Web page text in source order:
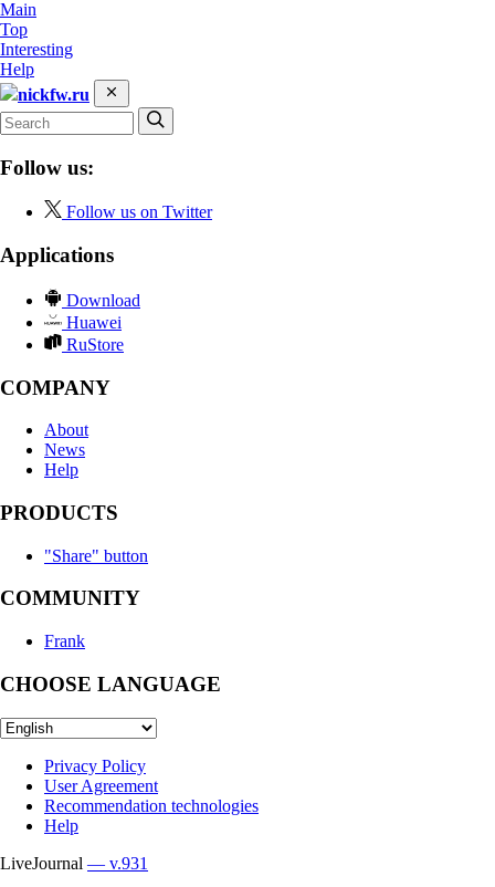
Main
Top
Interesting
Help
nickfw.ru
Follow us:
Follow us on Twitter
Applications
Download
Huawei
RuStore
COMPANY
About
News
Help
PRODUCTS
"Share" button
COMMUNITY
Frank
CHOOSE LANGUAGE
Privacy Policy
User Agreement
Recommendation technologies
Help
LiveJournal — v.931